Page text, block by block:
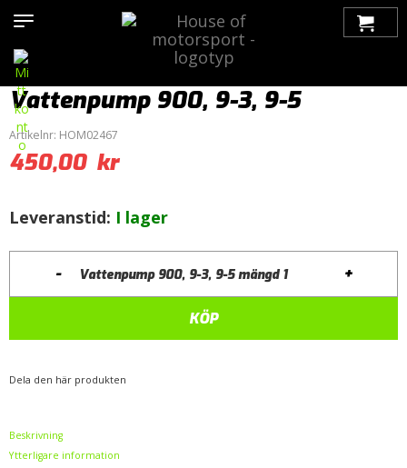
Bilmärken>Saab>900
900 NG (1994-1998)
>Kylsystem > Vattenpump 900, 9-3, 9-5
Vattenpump 900, 9-3, 9-5
Artikelnr: HOM02467
450,00 kr
Leveranstid: I lager
- Vattenpump 900, 9-3, 9-5 mängd +
KÖP
Dela den här produkten
Beskrivning
Ytterligare information